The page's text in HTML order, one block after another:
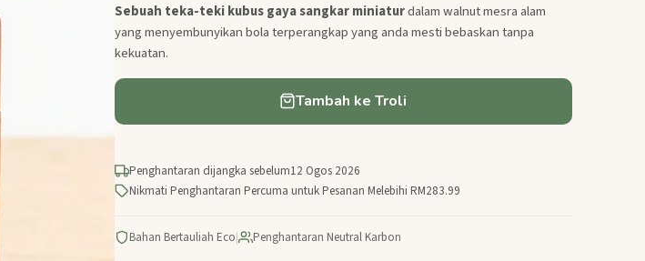
Sebuah teka-teki kubus gaya sangkar miniaturdalam walnut mesra alam
yang menyembunyikan bola terperangkap yang anda mesti bebaskan tanpa
kekuatan.
Tambah ke Troli
Penghantaran dijangka sebelum12 Ogos 2026
Nikmati Penghantaran Percuma untuk Pesanan Melebihi RM283.99
Bahan Bertauliah Eco| Penghantaran Neutral Karbon